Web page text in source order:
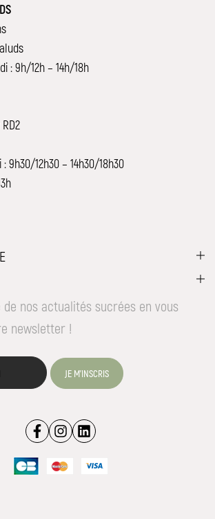
: 9h/12h – 14h/18h
9h30/12h30 – 14h30/18h30
nos actualités sucrées en vous
newsletter !